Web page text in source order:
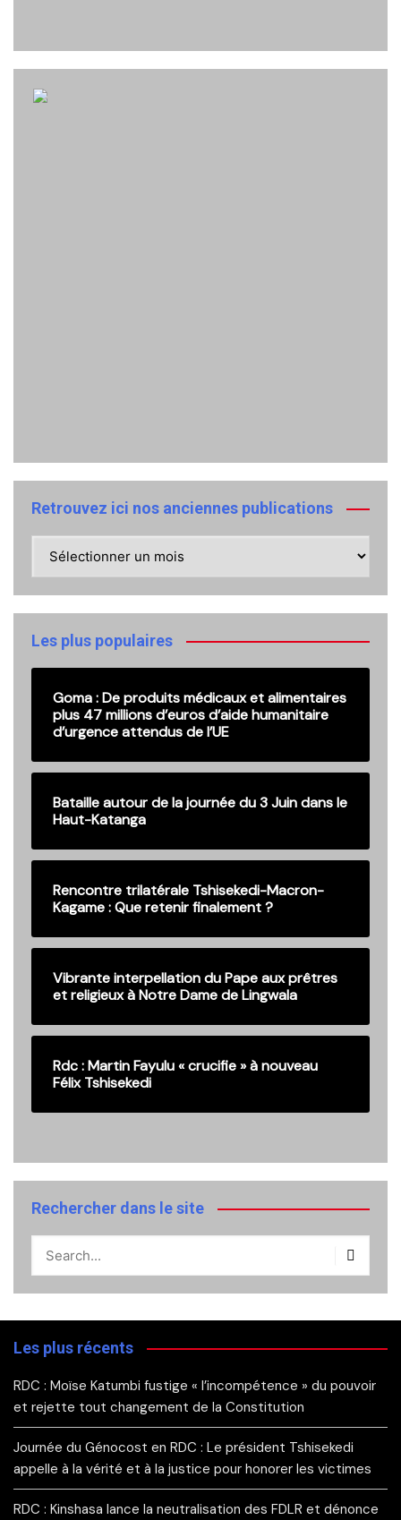
Retrouvez ici nos anciennes publications
anciennes
publications
Les plus populaires
Goma : De produits médicaux et alimentaires
plus 47 millions d’euros d’aide humanitaire
d’urgence attendus de l’UE
Bataille autour de la journée du 3 Juin dans le
Haut-Katanga
Rencontre trilatérale Tshisekedi-Macron-
Kagame : Que retenir finalement ?
Vibrante interpellation du Pape aux prêtres
et religieux à Notre Dame de Lingwala
Rdc : Martin Fayulu « crucifie » à nouveau
Félix Tshisekedi
Rechercher dans le site
Les plus récents
RDC : Moïse Katumbi fustige « l’incompétence » du pouvoir
et rejette tout changement de la Constitution
Journée du Génocost en RDC : Le président Tshisekedi
appelle à la vérité et à la justice pour honorer les victimes
RDC : Kinshasa lance la neutralisation des FDLR et dénonce